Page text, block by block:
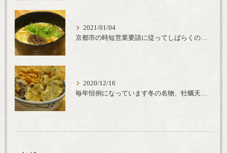
2021/01/04
京都市の時短営業要請に従ってしばらくの間20時までの営業とさせていただいております。寒い時期には温かいお蕎麦がおすすめ
2020/12/16